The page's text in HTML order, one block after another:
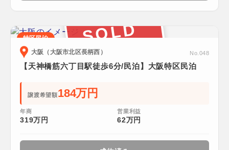
SOLD
特区民泊
大阪（大阪市北区長柄西）
No.048
【天神橋筋六丁目駅徒歩6分/民泊】大阪特区民泊
譲渡希望額184万円
年商
319万円
営業利益
62万円